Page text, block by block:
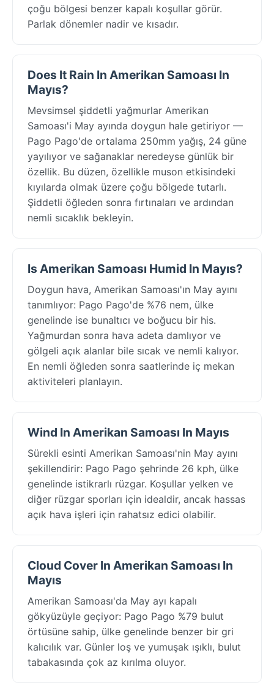
çoğu bölgesi benzer kapalı koşullar görür.
Parlak dönemler nadir ve kısadır.
Does It Rain In Amerikan Samoası In
Mayıs?
Mevsimsel şiddetli yağmurlar Amerikan
Samoası'i May ayında doygun hale getiriyor —
Pago Pago'de ortalama 250mm yağış, 24 güne
yayılıyor ve sağanaklar neredeyse günlük bir
özellik. Bu düzen, özellikle muson etkisindeki
kıyılarda olmak üzere çoğu bölgede tutarlı.
Şiddetli öğleden sonra fırtınaları ve ardından
nemli sıcaklık bekleyin.
Is Amerikan Samoası Humid In Mayıs?
Doygun hava, Amerikan Samoası'ın May ayını
tanımlıyor: Pago Pago'de %76 nem, ülke
genelinde ise bunaltıcı ve boğucu bir his.
Yağmurdan sonra hava adeta damlıyor ve
gölgeli açık alanlar bile sıcak ve nemli kalıyor.
En nemli öğleden sonra saatlerinde iç mekan
aktiviteleri planlayın.
Wind In Amerikan Samoası In Mayıs
Sürekli esinti Amerikan Samoası'nin May ayını
şekillendirir: Pago Pago şehrinde 26 kph, ülke
genelinde istikrarlı rüzgar. Koşullar yelken ve
diğer rüzgar sporları için idealdir, ancak hassas
açık hava işleri için rahatsız edici olabilir.
Cloud Cover In Amerikan Samoası In
Mayıs
Amerikan Samoası'da May ayı kapalı
gökyüzüyle geçiyor: Pago Pago %79 bulut
örtüsüne sahip, ülke genelinde benzer bir gri
kalıcılık var. Günler loş ve yumuşak ışıklı, bulut
tabakasında çok az kırılma oluyor.